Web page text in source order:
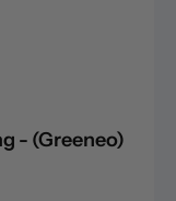
- (Greeneo)